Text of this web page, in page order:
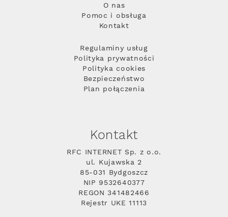
O nas
Pomoc i obsługa
Kontakt
Regulaminy usług
Polityka prywatności
Polityka cookies
Bezpieczeństwo
Plan połączenia
Kontakt
RFC INTERNET Sp. z o.o.
ul. Kujawska 2
85-031 Bydgoszcz
NIP 9532640377
REGON 341482466
Rejestr UKE 11113